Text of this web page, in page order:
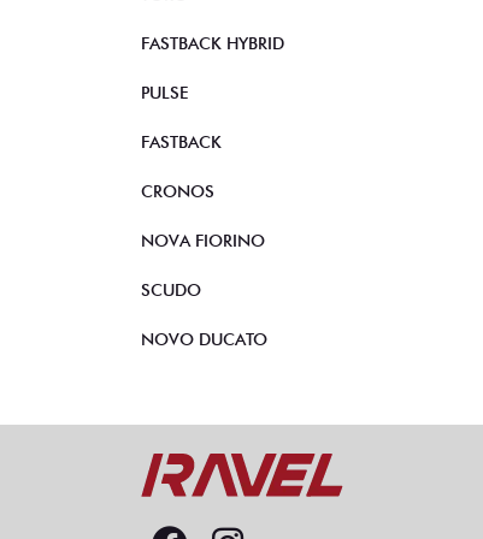
FASTBACK HYBRID
PULSE
FASTBACK
CRONOS
NOVA FIORINO
SCUDO
NOVO DUCATO